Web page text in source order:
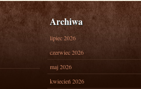
Archiwa
lipiec 2026
czerwiec 2026
maj 2026
kwiecień 2026